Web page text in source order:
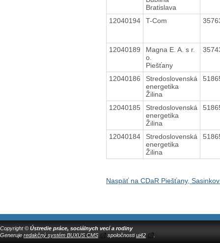
Bratislava
12040194 T-Com
12040189
Magna E. A. s r.
o.
Piešťany
12040186
Stredoslovenská
energetika
Žilina
12040185
Stredoslovenská
energetika
Žilina
12040184
Stredoslovenská
energetika
Žilina
Naspäť na CDaR Piešťany,
Copyright © Ústredie práce, sociálnych vecí a rodiny
Generuje redakčný systém BUXUS CMS spoločnostiui42